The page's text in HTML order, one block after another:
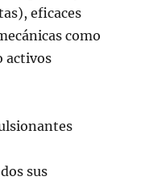
eficaces
como
activos
sus